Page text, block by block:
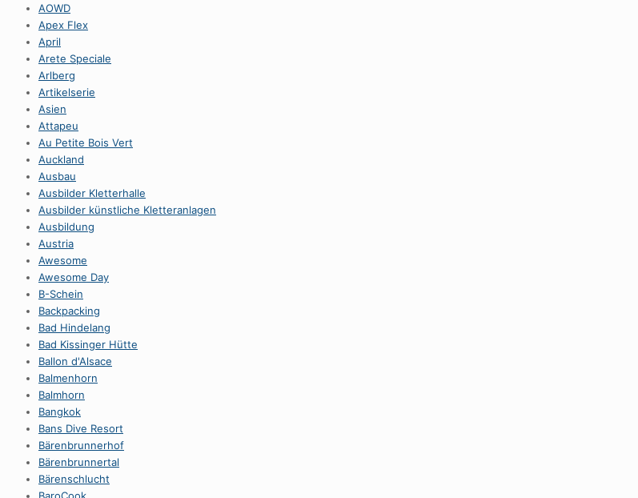
AOWD
Apex Flex
April
Arete Speciale
Arlberg
Artikelserie
Asien
Attapeu
Au Petite Bois Vert
Auckland
Ausbau
Ausbilder Kletterhalle
Ausbilder künstliche Kletteranlagen
Ausbildung
Austria
Awesome
Awesome Day
B-Schein
Backpacking
Bad Hindelang
Bad Kissinger Hütte
Ballon d'Alsace
Balmenhorn
Balmhorn
Bangkok
Bans Dive Resort
Bärenbrunnerhof
Bärenbrunnertal
Bärenschlucht